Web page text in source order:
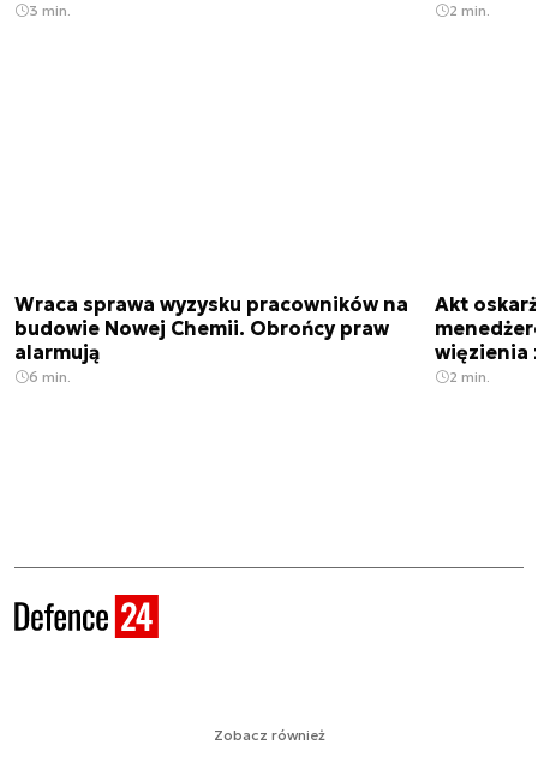
3 min. 2 min.
Wraca sprawa wyzysku pracowników na
budowie Nowej Chemii. Obrońcy praw
alarmują
6 min.
Akt
więzienia
2 min.
Zobacz również